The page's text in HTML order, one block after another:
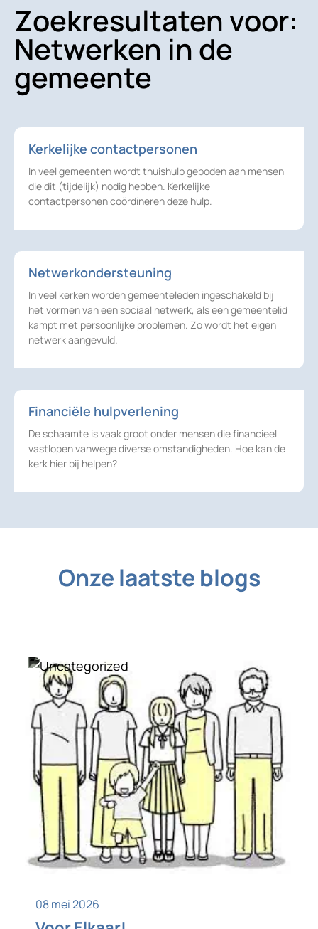
Zoekresultaten voor:
Netwerken in de
gemeente
Kerkelijke contactpersonen
In veel gemeenten wordt thuishulp geboden aan mensen
die dit (tijdelijk) nodig hebben. Kerkelijke
contactpersonen coördineren deze hulp.
Netwerkondersteuning
In veel kerken worden gemeenteleden ingeschakeld bij
het vormen van een sociaal netwerk, als een gemeentelid
kampt met persoonlijke problemen. Zo wordt het eigen
netwerk aangevuld.
Financiële hulpverlening
De schaamte is vaak groot onder mensen die financieel
vastlopen vanwege diverse omstandigheden. Hoe kan de
kerk hier bij helpen?
Onze laatste blogs
08 mei 2026